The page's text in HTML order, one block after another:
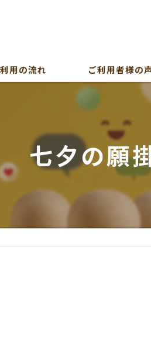
用の流れ ご利用者様の
七夕の願